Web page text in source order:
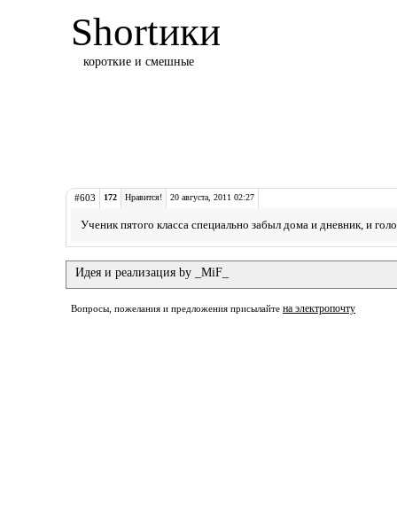
Shortики
короткие и смешные
#603 172 Нравится! 20 августа, 2011 02:27
Ученик пятого класса специально забыл дома и дневник, и
Идея и реализация by _MiF_
Вопросы, пожелания и предложения присылайте на электропочту